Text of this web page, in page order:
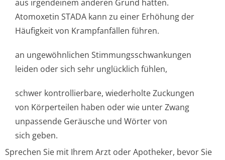
aus irgendeinem anderen Grund hatten.
Atomoxetin STADA kann zu einer Erhöhung der
Häufigkeit von Krampfanfällen führen.
an ungewöhnlichen Stimmungsschwan­kungen
leiden oder sich sehr unglücklich fühlen,
schwer kontrollierbare, wiederholte Zuckungen
von Körperteilen haben oder wie unter Zwang
unpassende Geräusche und Wörter von
sich geben.
Sprechen Sie mit Ihrem Arzt oder Apotheker, bevor Sie